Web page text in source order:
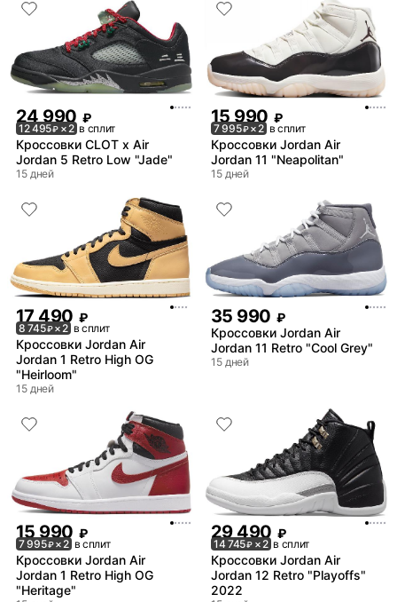
24 990 ₽
12 495₽ × 2 в сплит
Кроссовки CLOT x Air
Jordan 5 Retro Low "Jade"
15 дней
15 990 ₽
7 995₽× 2 в сплит
Кроссовки Jordan Air
Jordan 11 "Neapolitan"
15 дней
17 490 ₽
8 745₽× 2 в сплит
Кроссовки Jordan Air
Jordan 1 Retro High OG
"Heirloom"
15 дней
35 990 ₽
Кроссовки Jordan Air
Jordan 11 Retro "Cool Grey"
15 дней
15 990 ₽
7 995₽× 2 в сплит
Кроссовки Jordan Air
Jordan 1 Retro High OG
"Heritage"
29 490 ₽
14 745₽ × 2 в сплит
Кроссовки Jordan Air
Jordan 12 Retro "Playoffs"
2022